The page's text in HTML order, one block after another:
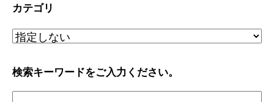
カテゴリ
検索キーワードをご入力ください。